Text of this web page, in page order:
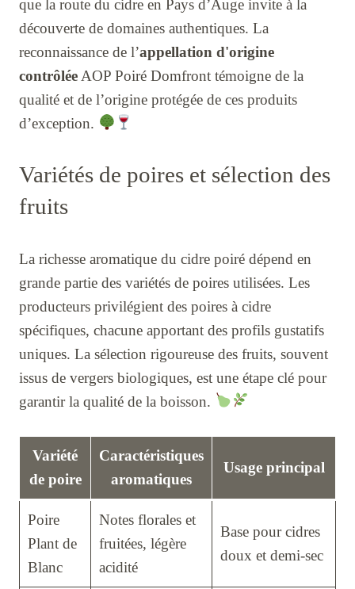
que la route du cidre en Pays d’Auge invite à la
découverte de domaines authentiques. La
reconnaissance de l’appellation d'origine
contrôlée AOP Poiré Domfront témoigne de la
qualité et de l’origine protégée de ces produits
d’exception.
Variétés de poires et sélection des
fruits
La richesse aromatique du cidre poiré dépend en
grande partie des variétés de poires utilisées. Les
producteurs privilégient des poires à cidre
spécifiques, chacune apportant des profils gustatifs
uniques. La sélection rigoureuse des fruits, souvent
issus de vergers biologiques, est une étape clé pour
garantir la qualité de la boisson.
Variété
de poire
Caractéristiques
aromatiques
Usage principal
Poire
Plant de
Blanc
Notes florales et
fruitées, légère
acidité
Base pour cidres
doux et demi-sec